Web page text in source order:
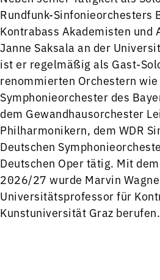
Rundfunk-Sinfonieorchesters
Kontrabass Akademisten und
Janne Saksala an der
ist er regelmäßig als Gast-
renommierten Orchestern wie
Symphonieorchester des
dem Gewandhausorchester
Philharmonikern, dem WDR
Deutschen
Deutschen Oper tätig. Mit
2026/27 wurde Marvin
Universitätsprofessor für
Kunstuniversität Graz berufen.